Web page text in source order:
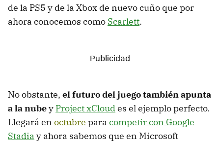
de la PS5 y de la Xbox de nuevo cuño que por
ahora conocemos como Scarlett.
No obstante, el futuro del juego también apunta
a la nubey Project xCloudes el ejemplo perfecto.
Llegará en octubre para competir con Google
Stadia y ahora sabemos que en Microsoft